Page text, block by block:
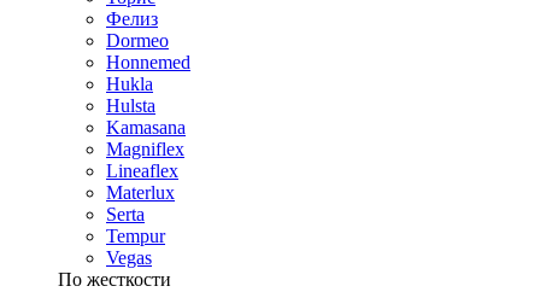
Фелиз
Dormeo
Honnemed
Hukla
Hulsta
Kamasana
Magniflex
Lineaflex
Materlux
Serta
Tempur
Vegas
По жесткости